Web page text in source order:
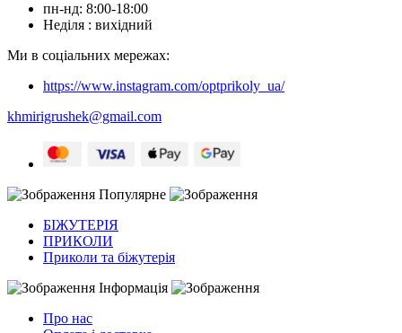
пн-нд: 8:00-18:00
Неділя : вихідний
Ми в соціальних мережах:
https://www.instagram.com/optprikoly_ua/
khmirigrushek@gmail.com
Популярне
БІЖУТЕРІЯ
ПРИКОЛИ
Приколи та біжутерія
Інформація
Про нас